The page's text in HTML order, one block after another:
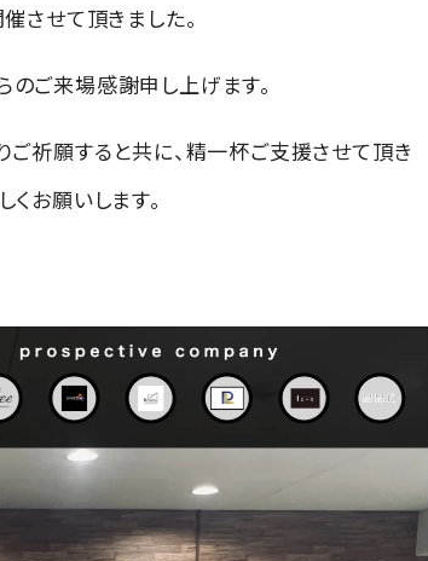
させて頂きました。
ご来場感謝申し上げます。
祈願すると共に、精一杯ご支援させて頂き
お願いします。